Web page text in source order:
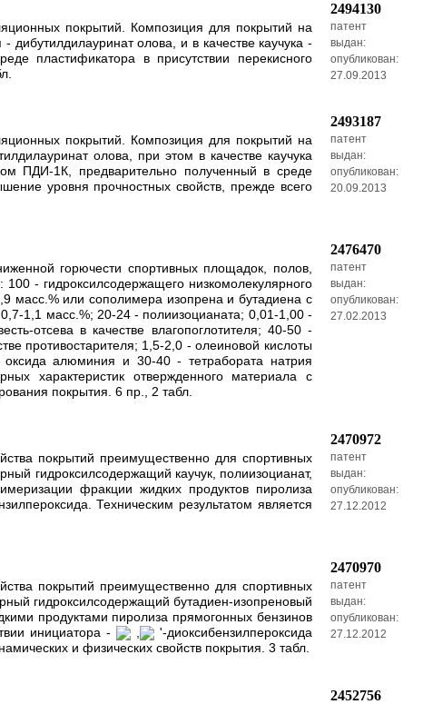
покрытий. Композиция для покрытий на
дибутилдилауринат олова, и в качестве каучука -
пластификатора в присутствии перекисного
2494130
патент
выдан:
опубликован:
27.09.2013
покрытий. Композиция для покрытий на
олова, при этом в качестве каучука
ПДИ-1К, предварительно полученный в среде
уровня прочностных свойств, прежде всего
2493187
патент
выдан:
опубликован:
20.09.2013
горючести спортивных площадок, полов,
- гидроксилсодержащего низкомолекулярного
масс.% или сополимера изопрена и бутадиена с
1,1 масс.%; 20-24 - полиизоцианата; 0,01-1,00 -
отсева в качестве влагопоглотителя; 40-50 -
противостарителя; 1,5-2,0 - олеиновой кислоты
алюминия и 30-40 - тетрабората натрия
характеристик отвержденного материала с
покрытия. 6 пр., 2 табл.
2476470
патент
выдан:
опубликован:
27.02.2013
покрытий преимущественно для спортивных
гидроксилсодержащий каучук, полиизоцианат,
фракции жидких продуктов пиролиза
Техническим результатом является
2470972
патент
выдан:
опубликован:
27.12.2012
покрытий преимущественно для спортивных
гидроксилсодержащий бутадиен-изопреновый
продуктами пиролиза прямогонных бензинов
инициатора -
,
'-диоксибензилпероксида
и физических свойств покрытия. 3 табл.
2470970
патент
выдан:
опубликован:
27.12.2012
2452756